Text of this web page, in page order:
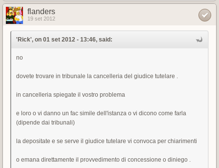
flanders
19 set 2012
'Rick', on 01 set 2012 - 13:46, said:
no
dovete trovare in tribunale la cancelleria del giudice tutelare .
in cancelleria spiegate il vostro problema
e loro o vi danno un fac simile dell'istanza o vi dicono come farla
(dipende dai tribunali)
la depositate e se serve il giudice tutelare vi convoca per chiarimenti
o emana direttamente il provvedimento di concessione o diniego .